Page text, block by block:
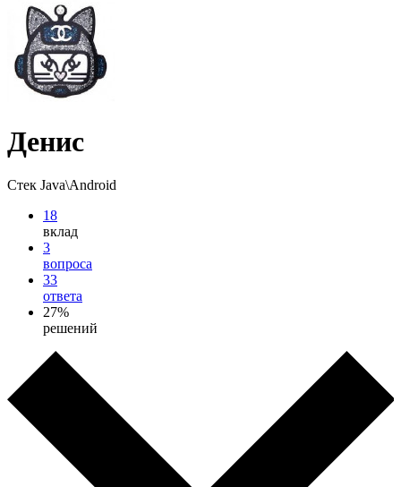
Денис
Стек Java\Android
18
вклад
3
вопроса
33
ответа
27%
решений